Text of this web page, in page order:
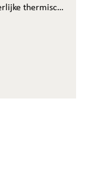
thermische
luxueuse